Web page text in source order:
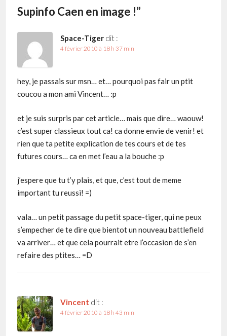
Supinfo Caen en image !”
Space-Tiger dit :
4 février 2010 à 18 h 37 min
hey, je passais sur msn… et… pourquoi pas fair un ptit
coucou a mon ami Vincent… :p
et je suis surpris par cet article… mais que dire… waouw!
c’est super classieux tout ca! ca donne envie de venir! et
rien que ta petite explication de tes cours et de tes
futures cours… ca en met l’eau a la bouche :p
j’espere que tu t’y plais, et que, c’est tout de meme
important tu reussi! =)
vala… un petit passage du petit space-tiger, qui ne peux
s’empecher de te dire que bientot un nouveau battlefield
va arriver… et que cela pourrait etre l’occasion de s’en
refaire des ptites… =D
Vincent dit :
4 février 2010 à 18 h 43 min